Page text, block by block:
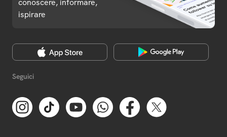
conoscere, informare,
ispirare
Seguici